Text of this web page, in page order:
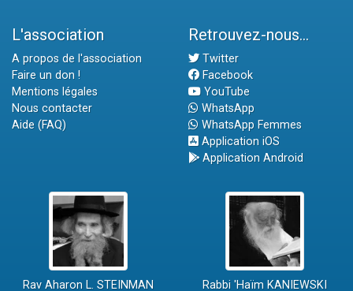
L'association
A propos de l'association
Faire un don !
Mentions légales
Nous contacter
Aide (FAQ)
Retrouvez-nous...
Twitter
Facebook
YouTube
WhatsApp
WhatsApp Femmes
Application iOS
Application Android
Rav Aharon L. STEINMAN Rabbi 'Haïm KANIEWSKI